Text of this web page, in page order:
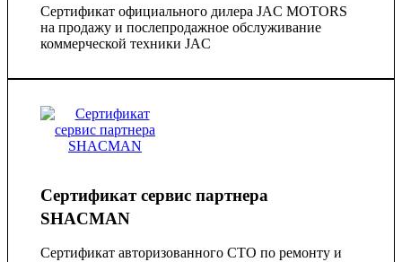
Сертификат официального дилера JAC MOTORS
на продажу и послепродажное обслуживание
коммерческой техники JAC
Сертификат сервис партнера
SHACMAN
Сертификат авторизованного СТО по ремонту и